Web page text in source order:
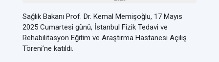
Sağlık Bakanı Prof. Dr. Kemal Memişoğlu, 17 Mayıs
2025 Cumartesi günü, İstanbul Fizik Tedavi ve
Rehabilitasyon Eğitim ve Araştırma Hastanesi Açılış
Töreni’ne katıldı.